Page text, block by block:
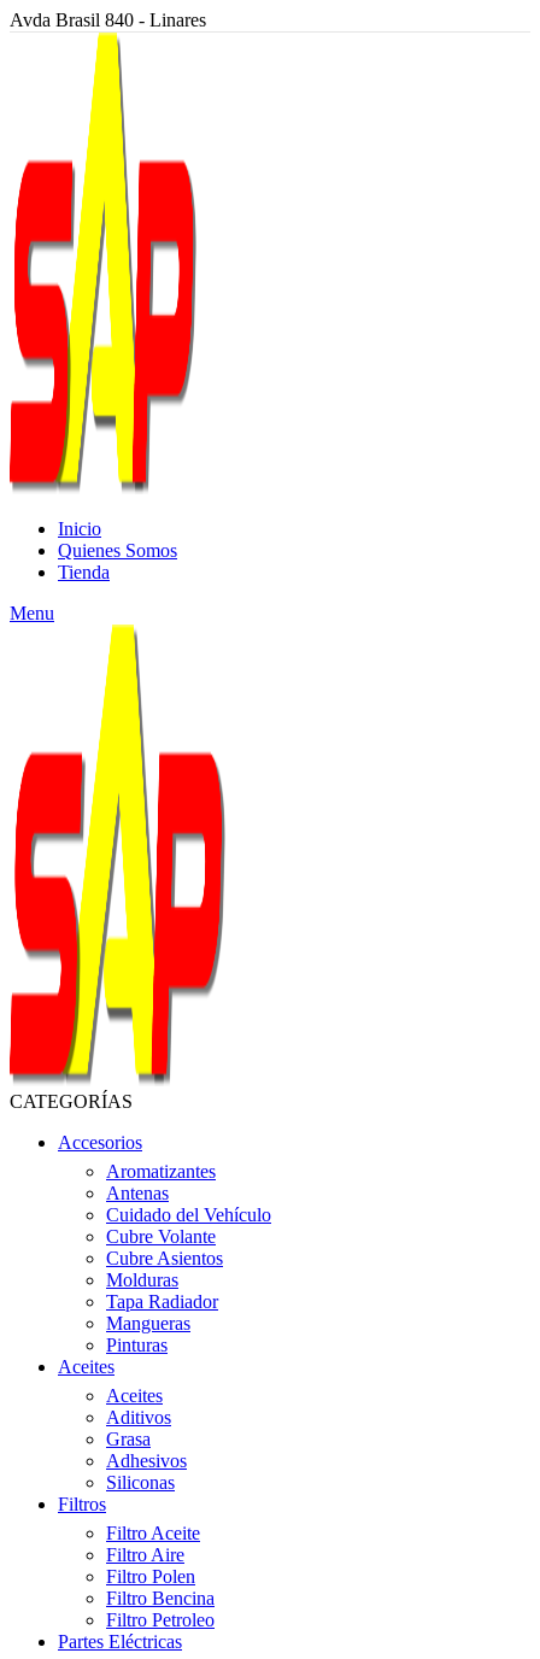
Avda Brasil 840 - Linares
Inicio
Quienes Somos
Tienda
Menu
CATEGORÍAS
Accesorios
Aromatizantes
Antenas
Cuidado del Vehículo
Cubre Volante
Cubre Asientos
Molduras
Tapa Radiador
Mangueras
Pinturas
Aceites
Aceites
Aditivos
Grasa
Adhesivos
Siliconas
Filtros
Filtro Aceite
Filtro Aire
Filtro Polen
Filtro Bencina
Filtro Petroleo
Partes Eléctricas